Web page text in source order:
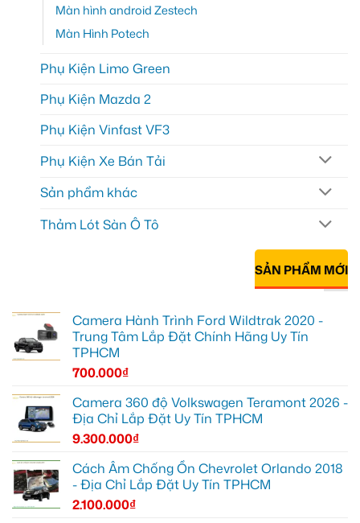
Màn hình android Zestech
Màn Hình Potech
Phụ Kiện Limo Green
Phụ Kiện Mazda 2
Phụ Kiện Vinfast VF3
Phụ Kiện Xe Bán Tải
Sản phẩm khác
Thảm Lót Sàn Ô Tô
SẢN PHẨM MỚI
Camera Hành Trình Ford Wildtrak 2020 -
Trung Tâm Lắp Đặt Chính Hãng Uy Tín
TPHCM
700.000₫
Camera 360 độ Volkswagen Teramont 2026 -
Địa Chỉ Lắp Đặt Uy Tín TPHCM
9.300.000₫
Cách Âm Chống Ồn Chevrolet Orlando 2018
- Địa Chỉ Lắp Đặt Uy Tín TPHCM
2.100.000₫